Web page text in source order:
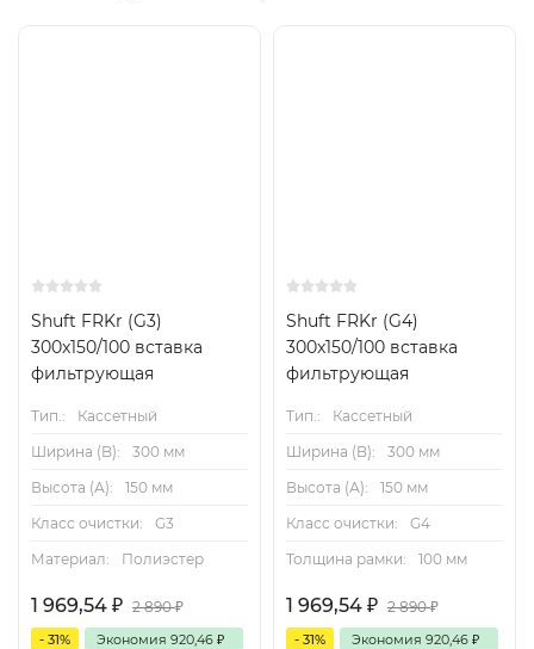
Shuft FRKr (G3)
300x150/100 вставка
фильтрующая
Тип.:
Кассетный
Ширина (B):
300 мм
Высота (А):
150 мм
Класс очистки:
G3
Материал:
Полиэстер
1 969,54 ₽ 2 890₽
- 31% Экономия 920,46 ₽
Shuft FRKr (G4)
300x150/100 вставка
фильтрующая
Тип.:
Кассетный
Ширина (B):
300 мм
Высота (А):
150 мм
Класс очистки:
G4
Толщина рамки:
100 мм
1 969,54 ₽ 2 890₽
- 31% Экономия 920,46 ₽